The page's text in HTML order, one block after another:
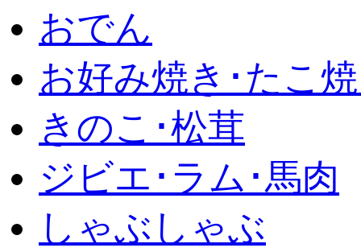
おでん
お好み焼き･たこ
きのこ･松茸
ジビエ･ラム･馬肉
しゃぶしゃぶ